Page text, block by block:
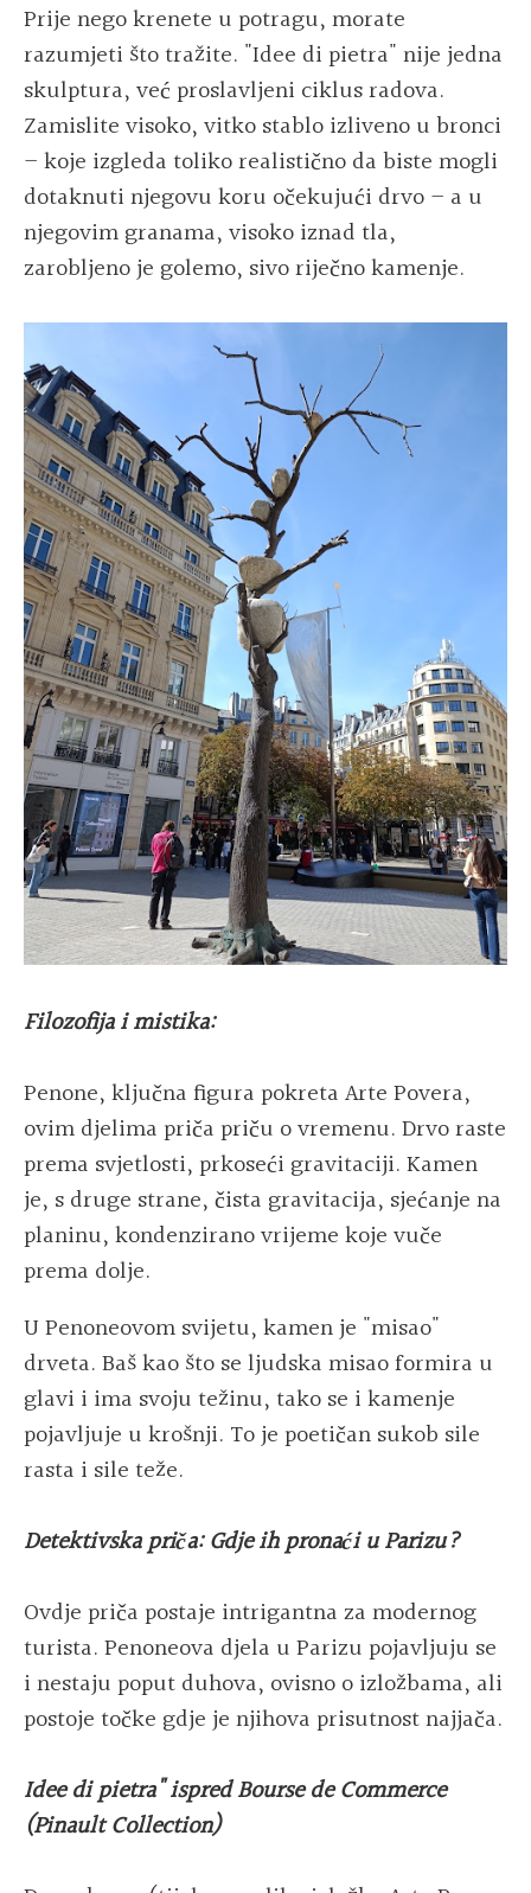
Prije nego krenete u potragu, morate
razumjeti što tražite. "Idee di pietra" nije jedna
skulptura, već proslavljeni ciklus radova.
Zamislite visoko, vitko stablo izliveno u bronci
– koje izgleda toliko realistično da biste mogli
dotaknuti njegovu koru očekujući drvo – a u
njegovim granama, visoko iznad tla,
zarobljeno je golemo, sivo riječno kamenje.
Filozofija i mistika:
Penone, ključna figura pokreta Arte Povera,
ovim djelima priča priču o vremenu. Drvo raste
prema svjetlosti, prkoseći gravitaciji. Kamen
je, s druge strane, čista gravitacija, sjećanje na
planinu, kondenzirano vrijeme koje vuče
prema dolje.
U Penoneovom svijetu, kamen je "misao"
drveta. Baš kao što se ljudska misao formira u
glavi i ima svoju težinu, tako se i kamenje
pojavljuje u krošnji. To je poetičan sukob sile
rasta i sile teže.
Detektivska priča: Gdje ih pronaći u Parizu?
Ovdje priča postaje intrigantna za modernog
turista. Penoneova djela u Parizu pojavljuju se
i nestaju poput duhova, ovisno o izložbama, ali
postoje točke gdje je njihova prisutnost najjača.
Idee di pietra" ispred Bourse de Commerce
(Pinault Collection)